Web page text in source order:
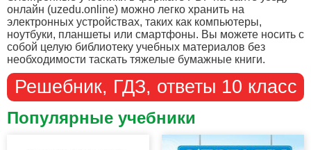
онлайн (uzedu.online) можно легко хранить на
электронных устройствах, таких как компьютеры,
ноутбуки, планшеты или смартфоны. Вы можете носить с
собой целую библиотеку учебных материалов без
необходимости таскать тяжелые бумажные книги.
Решебник, ГДЗ, ответы 10 класс
Популярные учебники